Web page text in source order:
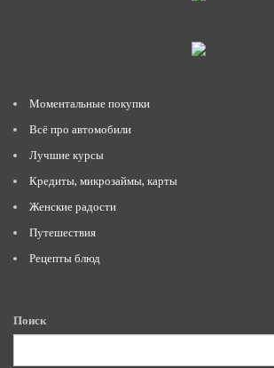
Моментальные покупки
Всё про автомобили
Лучшие курсы
Кредиты, микрозаймы, карты
Женские радости
Путешествия
Рецепты блюд
Поиск